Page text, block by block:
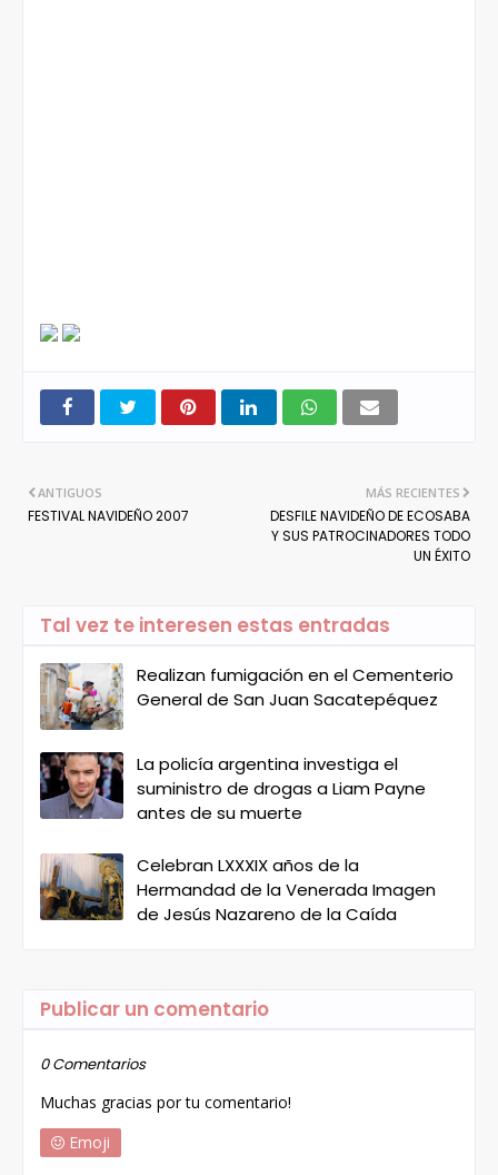
MÁS RECIENTES
DESFILE NAVIDEÑO DE ECOSABA
Y SUS PATROCINADORES TODO
UN ÉXITO
ANTIGUOS
FESTIVAL NAVIDEÑO 2007
Tal vez te interesen estas entradas
Realizan fumigación en el Cementerio
General de San Juan Sacatepéquez
La policía argentina investiga el
suministro de drogas a Liam Payne
antes de su muerte
Celebran LXXXIX años de la
Hermandad de la Venerada Imagen
de Jesús Nazareno de la Caída
Publicar un comentario
0 Comentarios
Muchas gracias por tu comentario!
Emoji